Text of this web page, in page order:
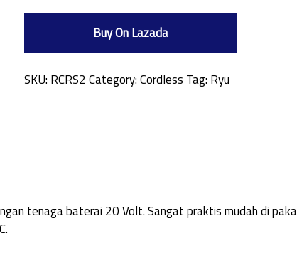
Buy On Lazada
SKU: RCRS2 Category:Cordless Tag: Ryu
tenaga baterai 20 Volt. Sangat praktis mudah di